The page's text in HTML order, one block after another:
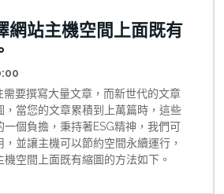
網站主機空間上面既有
需要撰寫大量文章，而新世代的文章
，當您的文章累積到上萬篇時，這些
個負擔，秉持著ESG精神，我們可
並讓主機可以節約空間永續運行，
空間上面既有縮圖的方法如下。